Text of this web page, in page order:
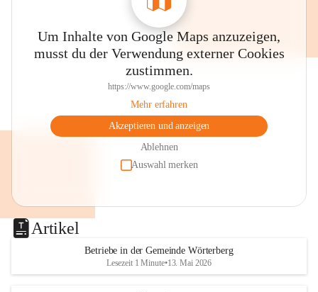
Um Inhalte von Google Maps anzuzeigen,
musst du der Verwendung externer Cookies
zustimmen.
https://www.google.com/maps
Mehr erfahren
Akzeptieren und anzeigen
Ablehnen
Auswahl merken
Artikel
Betriebe in der Gemeinde Wörterberg
Lesezeit 1 Minute•13. Mai 2026